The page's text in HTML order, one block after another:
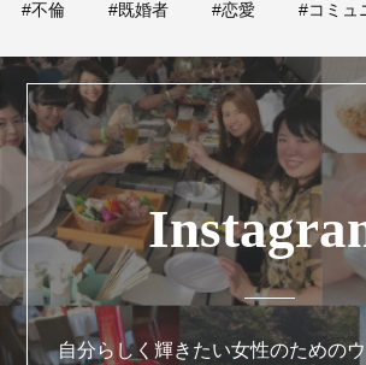
#不倫 #既婚者 #恋愛 #コミュ
自分らしく輝きたい女性のための